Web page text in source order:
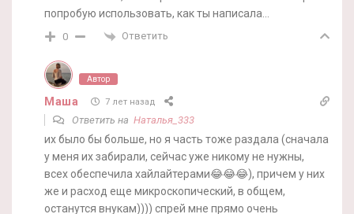
попробую использовать, как ты написала…
0 Ответить
Автор
Маша 7 лет назад
Ответить на Наталья_333
их было бы больше, но я часть тоже раздала (сначала
у меня их забирали, сейчас уже никому не нужны,
всех обеспечила хайлайтерами😂😂😂), причем у них
же и расход еще микроскопический, в общем,
останутся внукам)))) спрей мне прямо очень